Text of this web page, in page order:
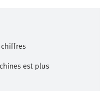
est plus